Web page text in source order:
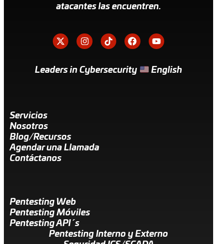
atacantes las encuentren.
Leaders in Cybersecurity English
Servicios
Nosotros
Blog/Recursos
Agendar una Llamada
Contáctanos
Pentesting Web
Pentesting Móviles
Pentesting API´s
Pentesting Interno y Externo